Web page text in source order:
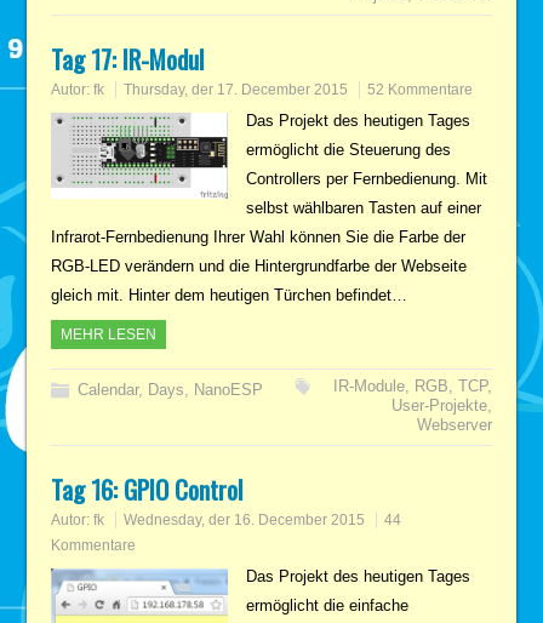
Tag 17: IR-Modul
Autor:fk Thursday, der 17. December 2015 52 Kommentare
Das Projekt des heutigen Tages
ermöglicht die Steuerung des
Controllers per Fernbedienung. Mit
selbst wählbaren Tasten auf einer
Infrarot-Fernbedienung Ihrer Wahl können Sie die Farbe der
RGB-LED verändern und die Hintergrundfarbe der Webseite
gleich mit. Hinter dem heutigen Türchen befindet…
MEHR LESEN
Calendar, Days NanoESP IR-Module, RGB TCP,
User-Projekte,
Webserver
Tag 16: GPIO Control
Autor:fk Wednesday, der 16. December 2015
44
Kommentare
Das Projekt des heutigen Tages
ermöglicht die einfache